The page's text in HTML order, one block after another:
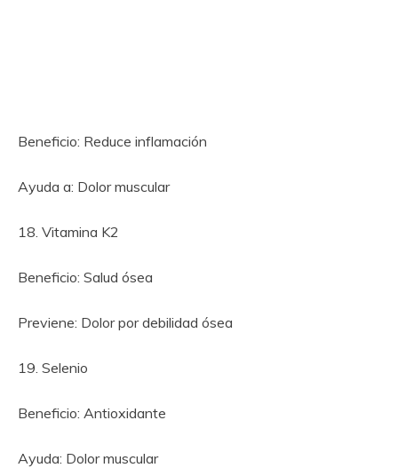
Beneficio: Reduce inflamación
Ayuda a: Dolor muscular
18. Vitamina K2
Beneficio: Salud ósea
Previene: Dolor por debilidad ósea
19. Selenio
Beneficio: Antioxidante
Ayuda: Dolor muscular